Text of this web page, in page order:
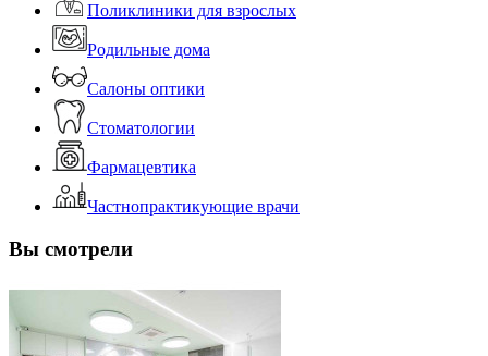
Поликлиники для взрослых
Родильные дома
Салоны оптики
Стоматологии
Фармацевтика
Частнопрактикующие врачи
Вы смотрели